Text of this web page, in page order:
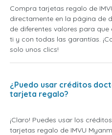
Compra tarjetas regalo de
directamente en la página de
de diferentes valores para
ti y con todas las garantías.
solo unos clics!
¿Puedo usar créditos
tarjeta regalo?
¡Claro! Puedes usar los
tarjetas regalo de IMVU